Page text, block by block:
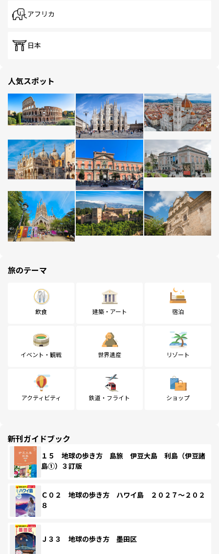
アフリカ
日本
人気スポット
旅のテーマ
飲食 建築・アート 宿泊
イベント・観戦 世界遺産 リゾート
アクティビティ 鉄道・フライト ショップ
新刊ガイドブック
１５ 地球の歩き方 島旅 伊豆大島 利島（伊豆諸
島①）３訂版
Ｃ０２ 地球の歩き方 ハワイ島 ２０２７～２０２
８
Ｊ３３ 地球の歩き方 墨田区